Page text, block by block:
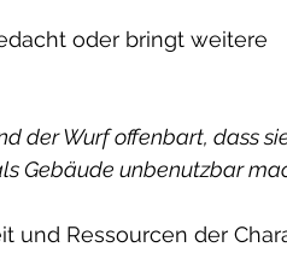
oder bringt weitere
der Wurf offenbart, dass
Gebäude unbenutzbar
und Ressourcen der